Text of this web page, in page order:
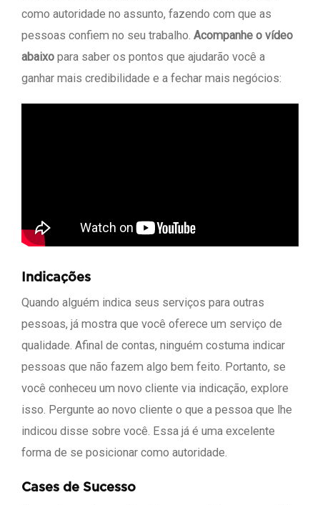
como autoridade no assunto, fazendo com que as
pessoas confiem no seu trabalho. Acompanhe o vídeo
abaixo para saber os pontos que ajudarão você a
ganhar mais credibilidade e a fechar mais negócios:
Indicações
Quando alguém indica seus serviços para outras
pessoas, já mostra que você oferece um serviço de
qualidade. Afinal de contas, ninguém costuma indicar
pessoas que não fazem algo bem feito. Portanto, se
você conheceu um novo cliente via indicação, explore
isso. Pergunte ao novo cliente o que a pessoa que lhe
indicou disse sobre você. Essa já é uma excelente
forma de se posicionar como autoridade.
Cases de Sucesso